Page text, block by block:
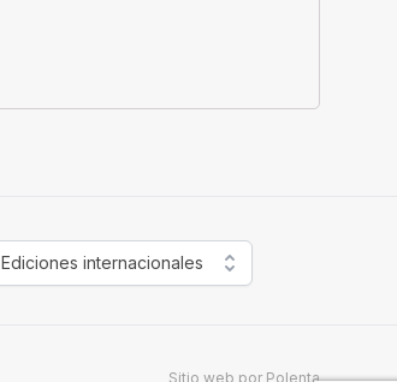
Ediciones internacionales
Sitio web por Polenta